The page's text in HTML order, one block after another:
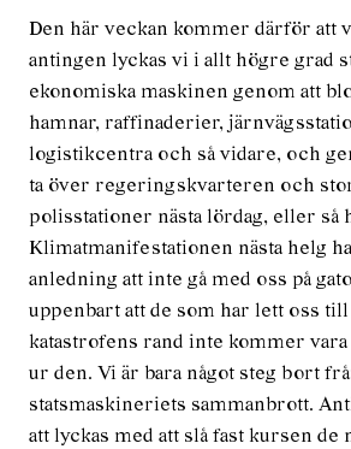
Den här veckan kommer därför att
antingen lyckas vi i allt högre grad
ekonomiska maskinen genom att
hamnar, raffinaderier,
logistikcentra och så vidare, och
ta över regeringskvarteren och
polisstationer nästa lördag, eller så
Klimatmanifestationen nästa helg
anledning att inte gå med oss på
uppenbart att de som har lett oss
katastrofens rand inte kommer
ur den. Vi är bara något steg bort
statsmaskineriets sammanbrott.
att lyckas med att slå fast kursen de